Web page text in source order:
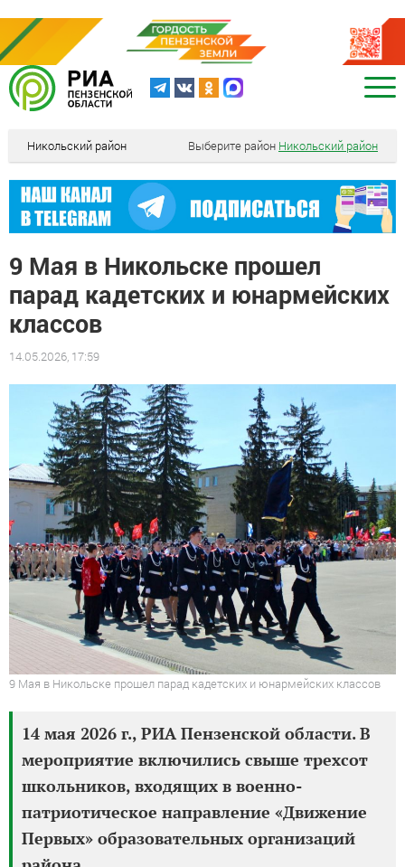
Никольский район Выберите район Никольский район
9 Мая в Никольске прошел
парад кадетских и юнармейских
классов
14.05.2026, 17:59
9 Мая в Никольске прошел парад кадетских и юнармейских классов
14 мая 2026 г., РИА Пензенской области. В
мероприятие включились свыше трехсот
школьников, входящих в военно-
патриотическое направление «Движение
Первых» образовательных организаций